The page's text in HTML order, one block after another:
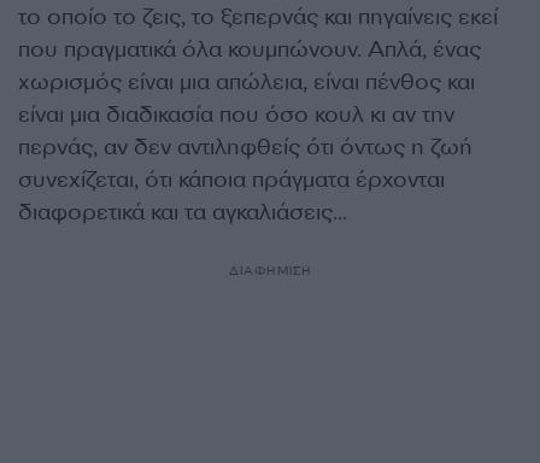
το οποίο το ζεις, το ξεπερνάς και πηγαίνεις εκεί
που πραγματικά όλα κουμπώνουν. Απλά, ένας
χωρισμός είναι μια απώλεια, είναι πένθος και
είναι μια διαδικασία που όσο κουλ κι αν την
περνάς, αν δεν αντιληφθείς ότι όντως η ζωή
συνεχίζεται, ότι κάποια πράγματα έρχονται
διαφορετικά και τα αγκαλιάσεις…
ΔΙΑΦΗΜΙΣΗ